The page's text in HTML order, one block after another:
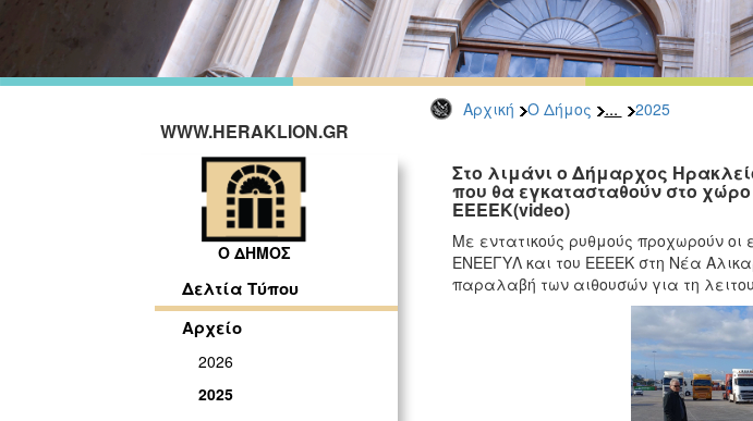
Αρχική Ο Δήμος ... 2025
WWW.HERAKLION.GR
Ο ΔΗΜΟΣ
Δελτία Τύπου
Αρχείο
2026
2025
Στο λιμάνι ο Δήμαρχος
που θα εγκατασταθούν στο
ΕΕΕΕΚ(video)
Με εντατικούς ρυθμούς προχωρούν
ΕΝΕΕΓΥΛ και του ΕΕΕΕΚ στη Νέα
παραλαβή των αιθουσών για τη